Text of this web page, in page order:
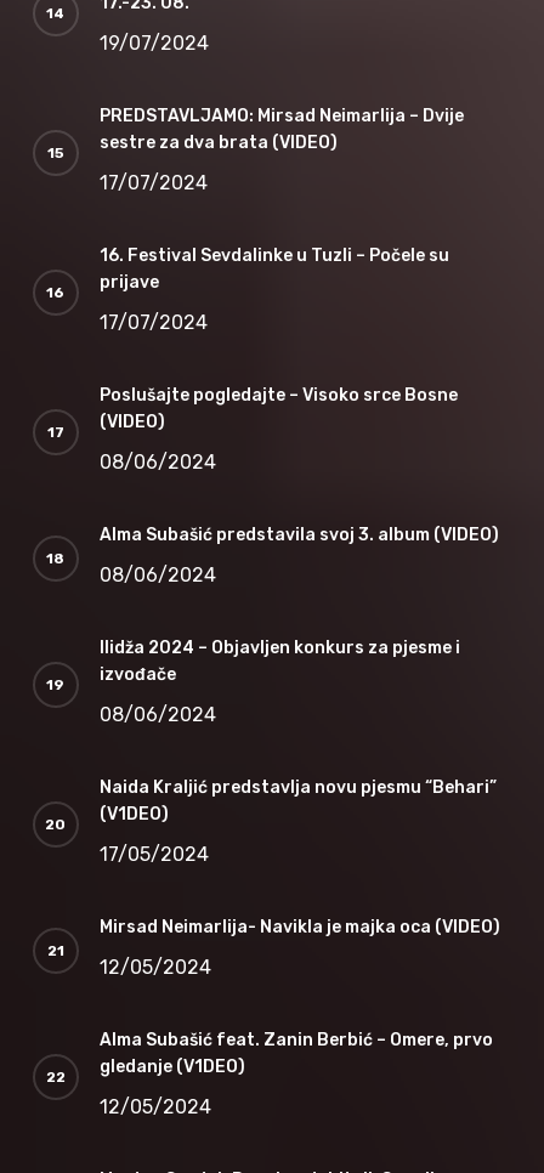
19/07/2024
PREDSTAVLJAMO: Mirsad Neimarlija – Dvije
sestre za dva brata (VIDEO)
17/07/2024
16. Festival Sevdalinke u Tuzli – Počele su
prijave
17/07/2024
Poslušajte pogledajte – Visoko srce Bosne
(VIDEO)
08/06/2024
Alma Subašić predstavila svoj 3. album (VIDEO)
08/06/2024
Ilidža 2024 – Objavljen konkurs za pjesme i
izvođače
08/06/2024
Naida Kraljić predstavlja novu pjesmu “Behari”
(V1DEO)
17/05/2024
Mirsad Neimarlija- Navikla je majka oca (VIDEO)
12/05/2024
Alma Subašić feat. Zanin Berbić – Omere, prvo
gledanje (V1DEO)
12/05/2024